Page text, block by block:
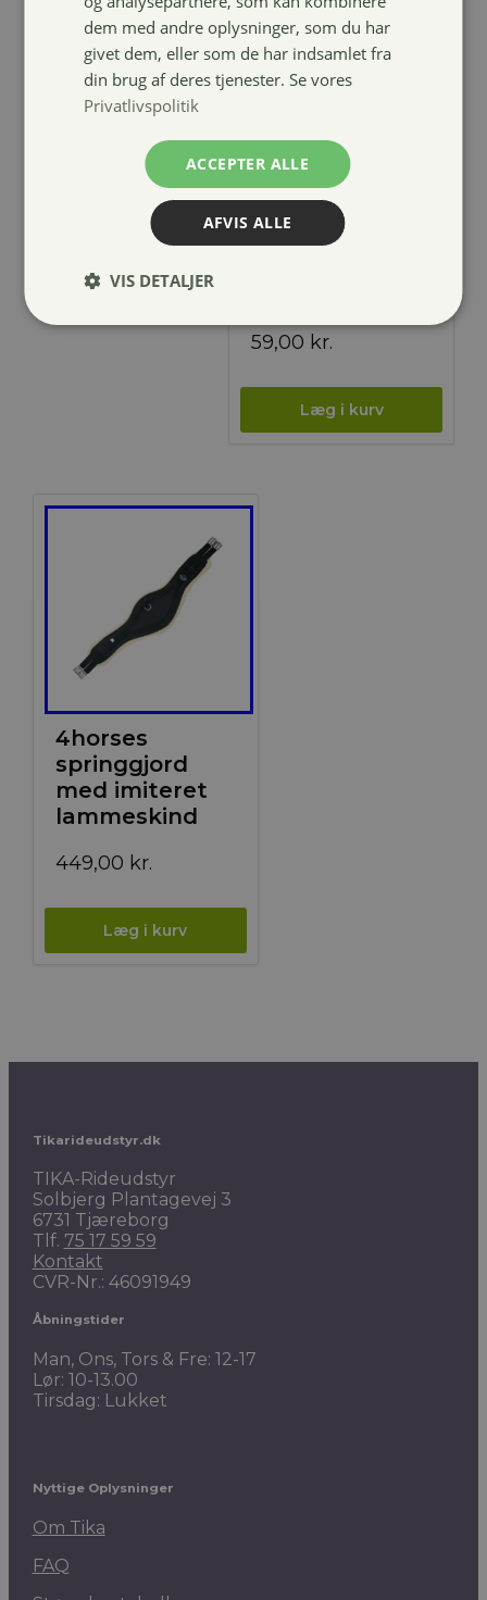
Fold grime
59,00 kr.
4horses
springgjord
med imiteret
lammeskind
449,00 kr.
Tikarideudstyr.dk
TIKA-Rideudstyr
Solbjerg Plantagevej 3
6731 Tjæreborg
Tlf. 75 17 59 59
Kontakt
CVR-Nr.: 46091949
Åbningstider
Man, Ons, Tors & Fre: 12-17
Lør: 10-13.00
Tirsdag: Lukket
Nyttige Oplysninger
Om Tika
FAQ
dem med andre oplysninger, som du har
givet dem, eller som de har indsamlet fra
din brug af deres tjenester. Se vores
Privatlivspolitik
ACCEPTER ALLE
AFVIS ALLE
VIS DETALJER